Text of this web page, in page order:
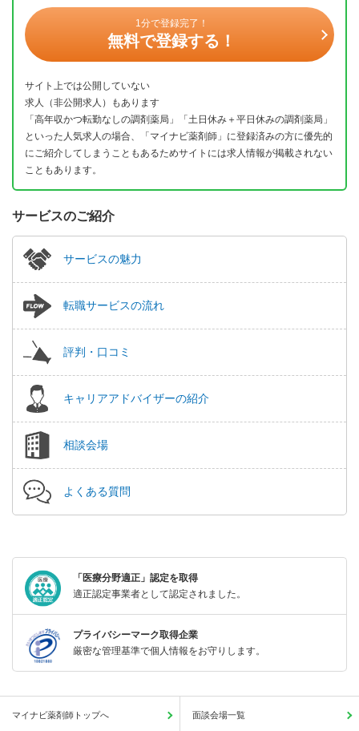
1分で登録完了！
無料で登録する！
サイト上では公開していない
求人（非公開求人）もあります
「高年収かつ転勤なしの調剤薬局」「土日休み＋平日休みの調剤薬局」
といった人気求人の場合、「マイナビ薬剤師」に登録済みの方に優先的
にご紹介してしまうこともあるためサイトには求人情報が掲載されない
こともあります。
サービスのご紹介
サービスの魅力
転職サービスの流れ
評判・口コミ
キャリアアドバイザーの紹介
相談会場
よくある質問
「医療分野適正」認定を取得
適正認定事業者として認定されました。
プライバシーマーク取得企業
厳密な管理基準で個人情報をお守りします。
マイナビ薬剤師トップへ 面談会場一覧